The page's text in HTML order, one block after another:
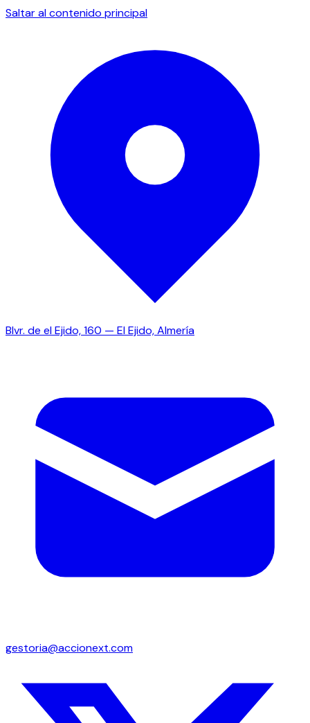
Saltar al contenido principal
Blvr. de el Ejido, 160 — El Ejido, Almería
gestoria@accionext.com